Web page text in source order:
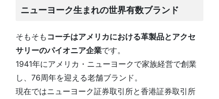
ニューヨーク生まれの世界有数ブランド
そもそも コーチはアメリカにおける革製品とアクセ
サリーのパイオニア企業です。
1941年にアメリカ・ニューヨークで家族経営で創業
し、76周年を迎える老舗ブランド。
現在ではニューヨーク証券取引所と香港証券取引所